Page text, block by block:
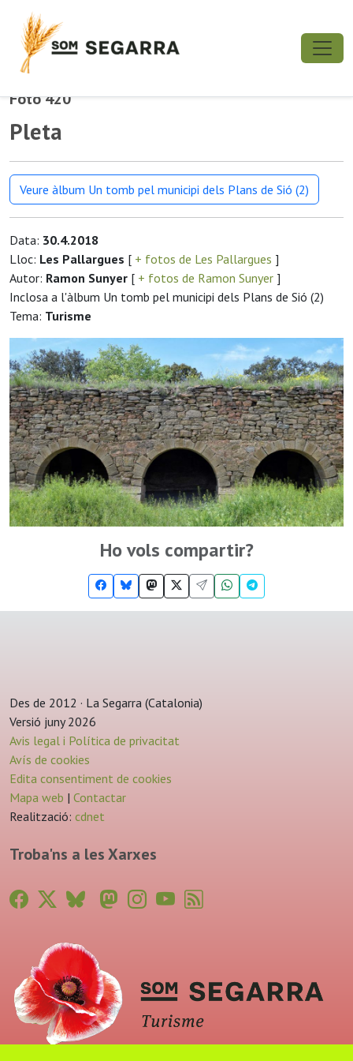
Foto 420
Pleta
Veure àlbum Un tomb pel municipi dels Plans de Sió (2)
Data: 30.4.2018
Lloc: Les Pallargues [ + fotos de Les Pallargues ]
Autor: Ramon Sunyer [ + fotos de Ramon Sunyer ]
Inclosa a l'àlbum Un tomb pel municipi dels Plans de Sió (2)
Tema: Turisme
Ho vols compartir?
Des de 2012 · La Segarra (Catalonia)
Versió juny 2026
Avis legal i Política de privacitat
Avís de cookies
Edita consentiment de cookies
Mapa web | Contactar
Realització: cdnet
Troba'ns a les Xarxes